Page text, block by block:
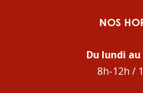
NOS
Du lundi
8h-12h /